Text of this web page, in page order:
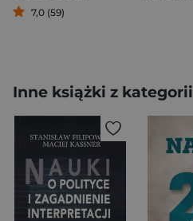
7,0 (59)
Inne książki z kategorii